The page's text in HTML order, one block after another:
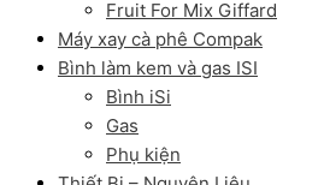
Fruit For Mix Giffard
Máy xay cà phê Compak
Bình làm kem và gas ISI
Bình iSi
Gas
Phụ kiện